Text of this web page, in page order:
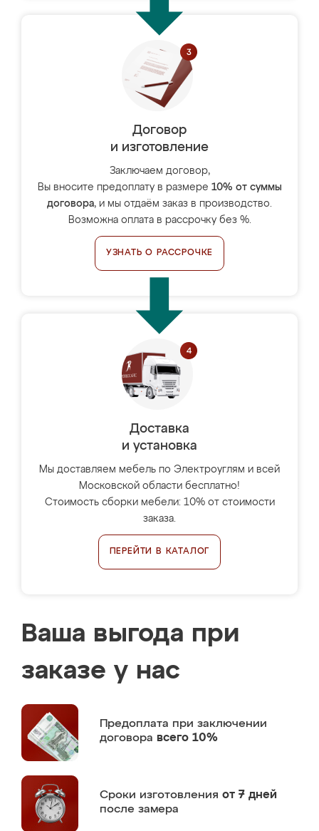
Договор
и изготовление
Заключаем договор,
Вы вносите предоплату в размере 10% от суммы
договора, и мы отдаём заказ в производство.
Возможна оплата в рассрочку без %.
УЗНАТЬ О РАССРОЧКЕ
Доставка
и установка
Мы доставляем мебель по Электроуглям и всей
Московской области бесплатно!
Стоимость сборки мебели: 10% от стоимости
заказа.
ПЕРЕЙТИ В КАТАЛОГ
Ваша выгода при
заказе у нас
Предоплата при заключении
договора всего 10%
Сроки изготовления от 7 дней
после замера